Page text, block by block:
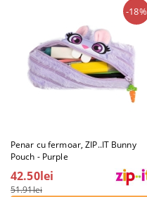
Penar cu fermoar, ZIP..IT Bunny
Pouch - Purple
-18%
42.50lei
51.91lei